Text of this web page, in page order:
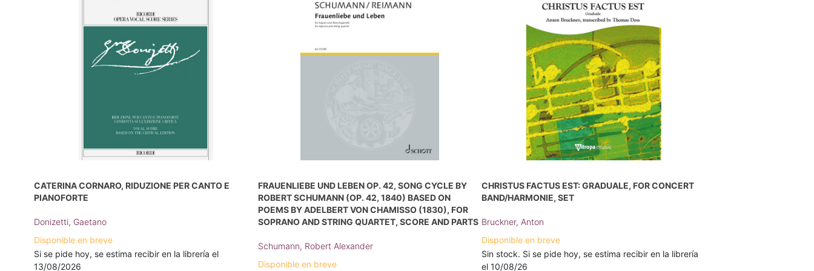
CATERINA CORNARO, RIDUZIONE PER CANTO E
PIANOFORTE
Donizetti, Gaetano
Disponible en breve
Si se pide hoy, se estima recibir en la librería el
13/08/2026
FRAUENLIEBE UND LEBEN OP. 42, SONG CYCLE BY
ROBERT SCHUMANN (OP. 42, 1840) BASED ON
POEMS BY ADELBERT VON CHAMISSO (1830), FOR
SOPRANO AND STRING QUARTET, SCORE AND PARTS
Schumann, Robert Alexander
Disponible en breve
CHRISTUS FACTUS EST: GRADUALE, FOR CONCERT
BAND/HARMONIE, SET
Bruckner, Anton
Disponible en breve
Sin stock. Si se pide hoy, se estima recibir en la librería
el 10/08/26